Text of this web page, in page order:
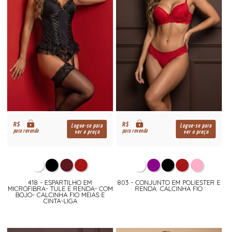
R$
para revenda
Logue-se para
ver o preço
418 - ESPARTILHO EM
MICROFIBRA- TULE E RENDA- COM
BOJO- CALCINHA FIO MEIAS E
CINTA-LIGA
R$
para revenda
Logue-se para
ver o preço
803 - CONJUNTO EM POLIESTER E
RENDA. CALCINHA FIO